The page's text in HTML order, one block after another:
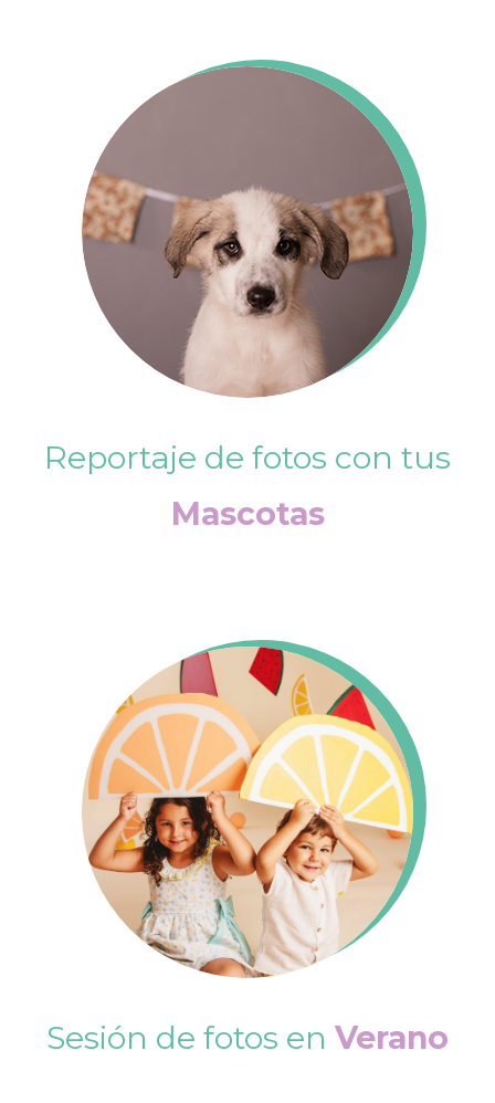
Reportaje de fotos con tus
Mascotas
Sesión de fotos en Verano